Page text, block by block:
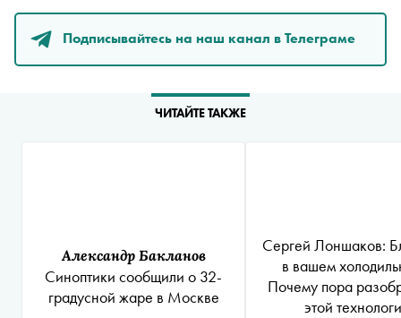
Подписывайтесь на наш канал в Телеграме
ЧИТАЙТЕ ТАКЖЕ
Александр Бакланов
Синоптики сообщили о 32-
градусной жаре в Москве
Сергей Лоншаков:
в вашем
Почему пора
этой